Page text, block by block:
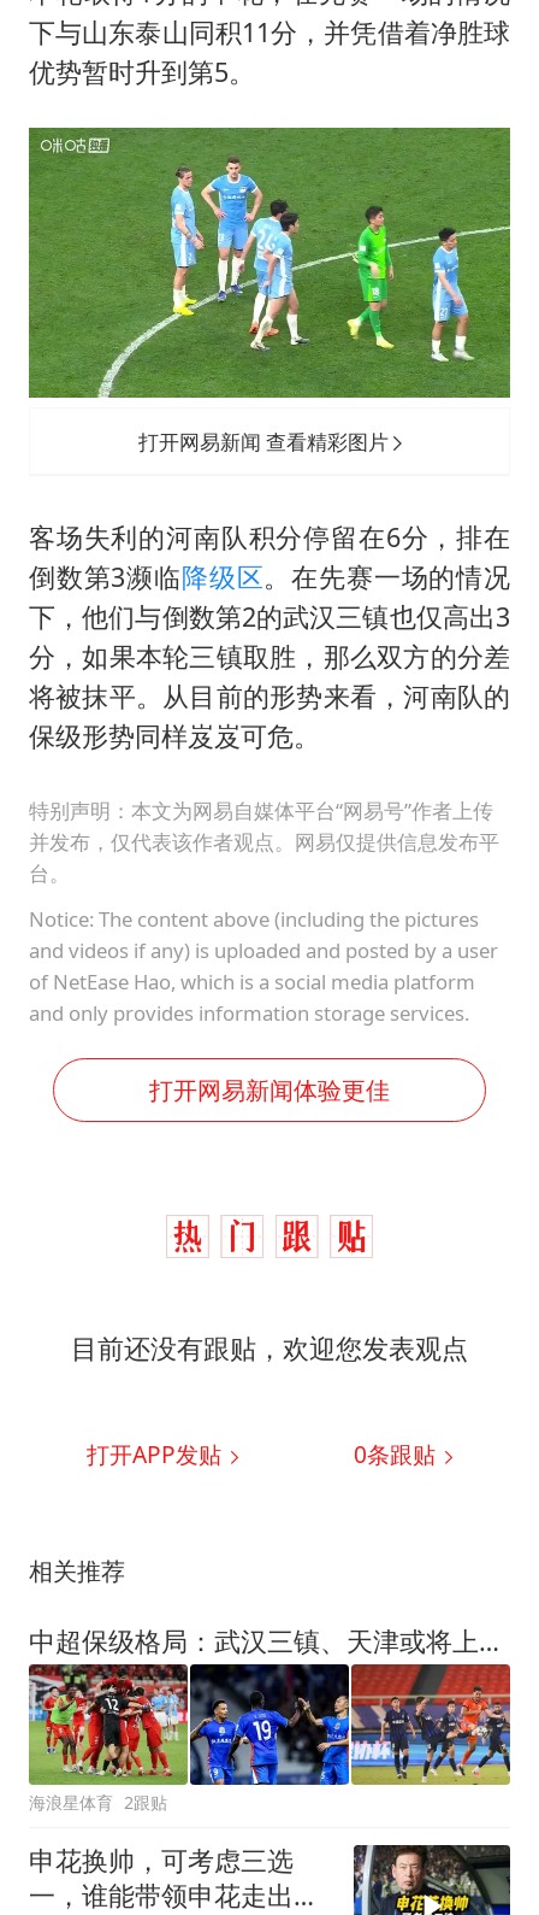
下与山东泰山同积11分，并凭借着净胜球
优势暂时升到第5。
打开网易新闻 查看精彩图片
客场失利的河南队积分停留在6分，排在
倒数第3濒临降级区。在先赛一场的情况
下，他们与倒数第2的武汉三镇也仅高出3
分，如果本轮三镇取胜，那么双方的分差
将被抹平。从目前的形势来看，河南队的
保级形势同样岌岌可危。
特别声明：本文为网易自媒体平台“网易号”作者上传
并发布，仅代表该作者观点。网易仅提供信息发布平
台。
Notice: The content above (including the pictures
and videos if any) is uploaded and posted by a user
of NetEase Hao, which is a social media platform
and only provides information storage services.
打开网易新闻体验更佳
目前还没有跟贴，欢迎您发表观点
打开APP发贴 0条跟贴
相关推荐
中超保级格局：武汉三镇、天津或将上岸，上海双雄沦为难兄难弟！
海浪星体育 2跟贴
申花换帅，可考虑三选
一，谁能带领申花走出低